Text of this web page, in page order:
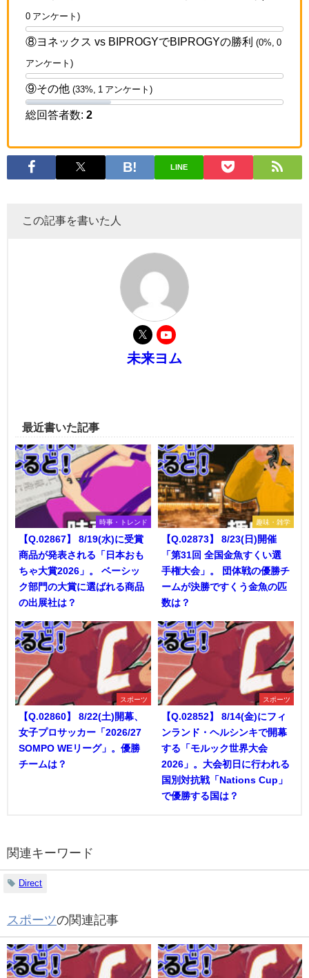
0 アンケート)
⑧ヨネックス vs BIPROGYでBIPROGYの勝利 (0%, 0
アンケート)
⑨その他 (33%, 1 アンケート)
総回答者数: 2
LINE
この記事を書いた人
未来ヨム
最近書いた記事
時事・トレンド
【Q.02867】 8/19(水)に受賞
商品が発表される「日本おも
ちゃ大賞2026」。 ベーシッ
ク部門の大賞に選ばれる商品
の出展社は？
趣味・雑学
【Q.02873】 8/23(日)開催
「第31回 全国金魚すくい選
手権大会」。 団体戦の優勝チ
ームが決勝ですくう金魚の匹
数は？
スポーツ
【Q.02860】 8/22(土)開幕、
女子プロサッカー「2026/27
SOMPO WEリーグ」。優勝
チームは？
スポーツ
【Q.02852】 8/14(金)にフィ
ンランド・ヘルシンキで開幕
する「モルック世界大会
2026」。大会初日に行われる
国別対抗戦「Nations Cup」
で優勝する国は？
関連キーワード
Direct
スポーツの関連記事